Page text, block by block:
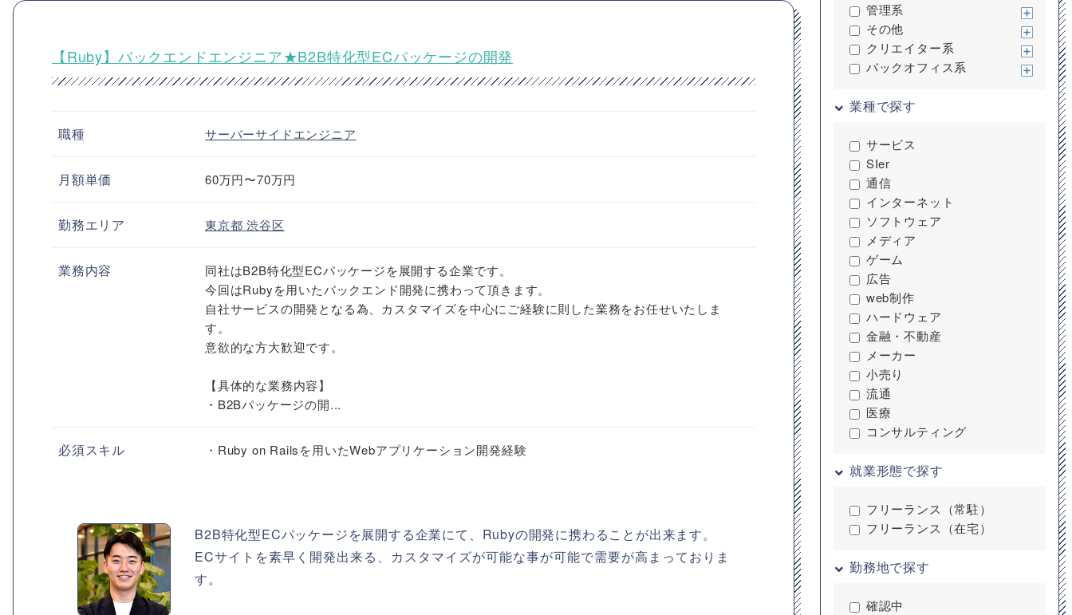
【Ruby】バックエンドエンジニア★B2B特化型ECパッケージの開発
職種 サーバーサイドエンジニア
月額単価 60万円〜70万円
勤務エリア 東京都渋谷区
業務内容
同社はB2B特化型ECパッケージを展開する企業です。
今回はRubyを用いたバックエンド開発に携わって頂きます。
自社サービスの開発となる為、カスタマイズを中心にご経験に則した業務をお任せいたしま
す。
意欲的な方大歓迎です。
【具体的な業務内容】
・B2Bパッケージの開...
必須スキル ・Ruby on Railsを用いたWebアプリケーション開発経験
B2B特化型ECパッケージを展開する企業にて、Rubyの開発に携わることが出来ます。
ECサイトを素早く開発出来る、カスタマイズが可能な事が可能で需要が高まっておりま
す。
管理系
その他
クリエイター系
バックオフィス系
業種で探す
サービス
SIer
通信
インターネット
ソフトウェア
メディア
ゲーム
広告
web制作
ハードウェア
金融・不動産
メーカー
小売り
流通
医療
コンサルティング
就業形態で探す
フリーランス（常駐）
フリーランス（在宅）
勤務地で探す
確認中